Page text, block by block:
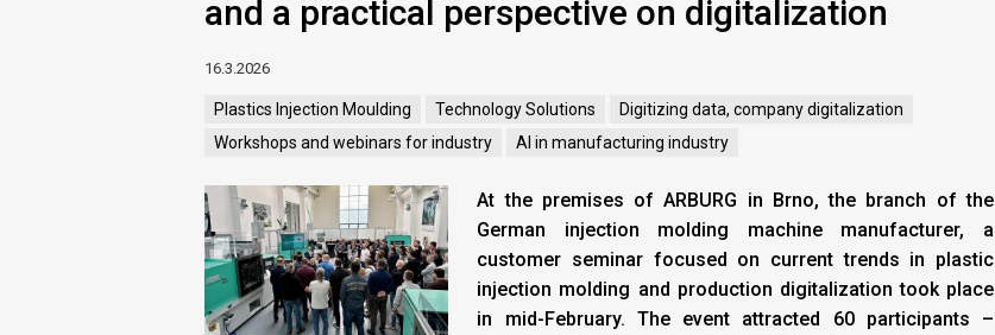
and a practical perspective on digitalization
16.3.2026
Plastics Injection Moulding Technology Solutions
Digitizing data, company digitalization
Workshops and webinars for industry
AI in manufacturing industry
At the premises of ARBURG in Brno, the branch of the
German injection molding machine manufacturer, a
customer seminar focused on current trends in plastic
injection molding and production digitalization took place
in mid-February. The event attracted 60 participants –